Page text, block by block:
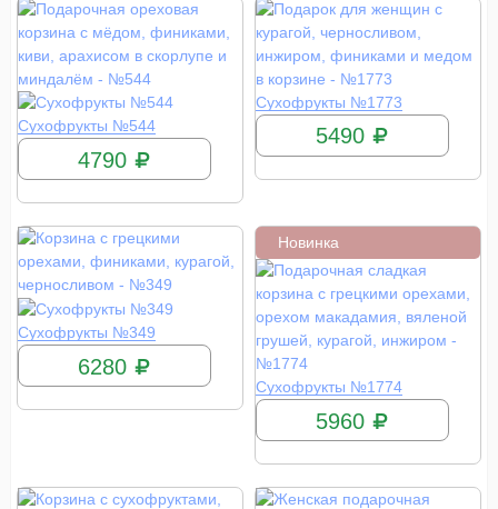
Сухофрукты №544
КУПИТЬ
4790
Сухофрукты №1773
КУПИТЬ
5490
Сухофрукты №349
КУПИТЬ
6280
Новинка
Сухофрукты №1774
КУПИТЬ
5960